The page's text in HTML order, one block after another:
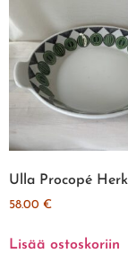
Ulla Procopé
58.00 €
Lisää ostoskoriin